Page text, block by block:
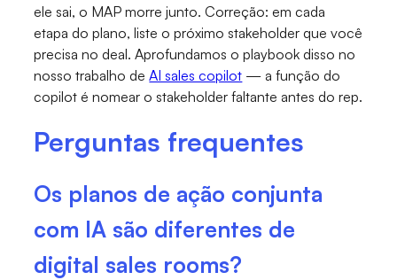
ele sai, o MAP morre junto. Correção: em cada
etapa do plano, liste o próximo stakeholder que você
precisa no deal. Aprofundamos o playbook disso no
nosso trabalho deAI sales copilot — a função do
copilot é nomear o stakeholder faltante antes do rep.
Perguntas frequentes
Os planos de ação conjunta
com IA são diferentes de
digital sales rooms?